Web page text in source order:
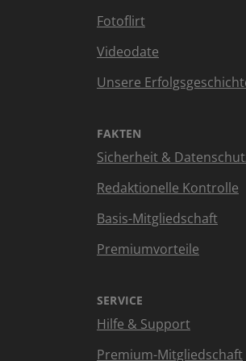
Fotoflirt
Videodate
Unsere
FAKTEN
Sicherheit &
Redaktionelle Kontrolle
Basis-Mitgliedschaft
Premiumvorteile
SERVICE
Hilfe & Support
Premium-Mitgliedschaft